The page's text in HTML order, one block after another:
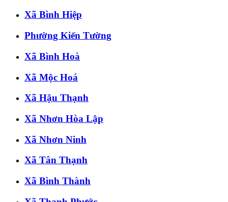
Xã Bình Hiệp
Phường Kiến Tường
Xã Bình Hoà
Xã Mộc Hoá
Xã Hậu Thạnh
Xã Nhơn Hòa Lập
Xã Nhơn Ninh
Xã Tân Thạnh
Xã Bình Thành